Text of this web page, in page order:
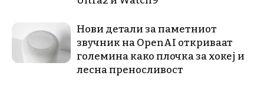
Нови детали за паметниот
звучник на OpenAI откриваат
големина како плочка за хокеј и
лесна преносливост